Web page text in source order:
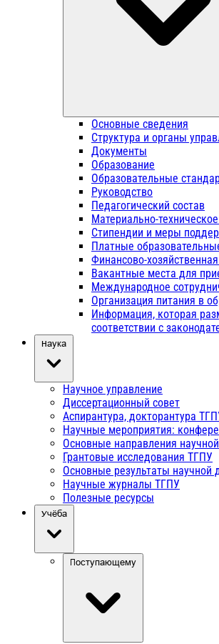
Основные сведения
Структура и органы
Документы
Образование
Образовательные
Руководство
Педагогический состав
Материально-
Стипендии и меры
Платные
Финансово-
Вакантные места для
Международное
Организация питания в
Информация, которая
соответствии с
Наука
Научное управление
Диссертационный совет
Аспирантура, докторантура
Научные мероприятия:
Основные направления
Грантовые исследования ТГПУ
Основные результаты научной
Научные журналы ТГПУ
Полезные ресурсы
Учёба
Поступающему